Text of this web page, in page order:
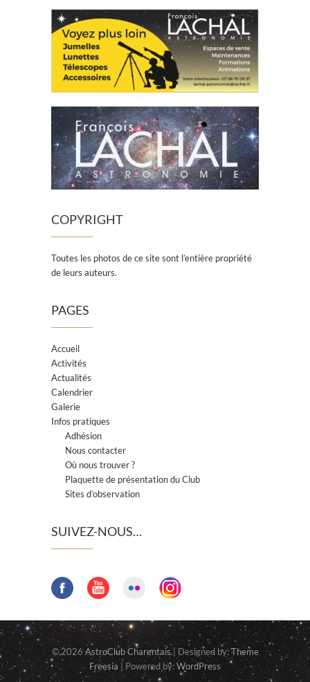
COPYRIGHT
Toutes les photos de ce site sont l’entière propriété
de leurs auteurs.
PAGES
Accueil
Activités
Actualités
Calendrier
Galerie
Infos pratiques
Adhésion
Nous contacter
Où nous trouver ?
Plaquette de présentation du Club
Sites d’observation
SUIVEZ-NOUS…
© 2026AstroClub Charentais| Designed by:Theme
Freesia | Powered by:WordPress